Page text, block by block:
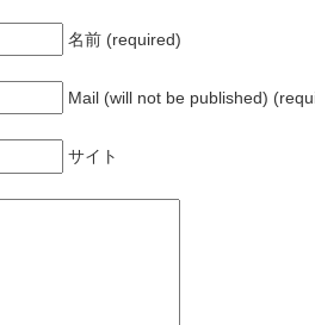
名前 (required)
Mail (will not be published)
サイト